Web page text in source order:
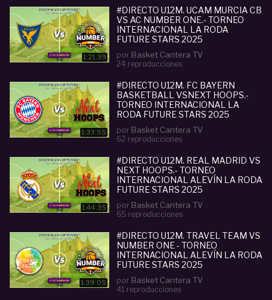
1:21:39
#DIRECTO U12M. UCAM MURCIA CB
VS AC NUMBER ONE.- TORNEO
INTERNACIONAL LA RODA
FUTURE STARS 2025
por Basket Cantera TV
24 reproducciones
1:33:55
#DIRECTO U12M. FC BAYERN
BASKETBALL VSNEXT HOOPS.-
TORNEO INTERNACIONAL LA
RODA FUTURE STARS 2025
por Basket Cantera TV
62 reproducciones
1:44:35
#DIRECTO U12M. REAL MADRID VS
NEXT HOOPS.- TORNEO
INTERNACIONAL ALEVÍN LA RODA
FUTURE STARS 2025
por Basket Cantera TV
65 reproducciones
1:39:05
#DIRECTO U12M. TRAVEL TEAM VS
NUMBER ONE - TORNEO
INTERNACIONAL ALEVÍN LA RODA
FUTURE STARS 2025
por Basket Cantera TV
41 reproducciones